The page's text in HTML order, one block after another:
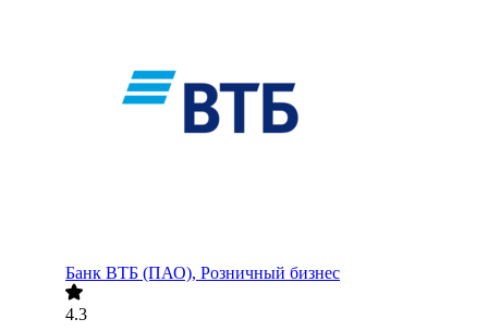
Банк ВТБ (ПАО), Розничный бизнес
4.3